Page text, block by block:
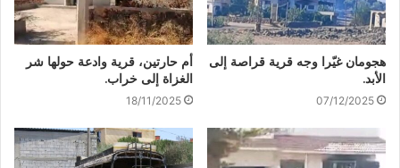
هجومان غيّرا وجه قرية قراصة إلى
الأبد.
07/12/2025
أم حارتين، قرية وادعة حولها شر
الغزاة إلى خراب.
18/11/2025